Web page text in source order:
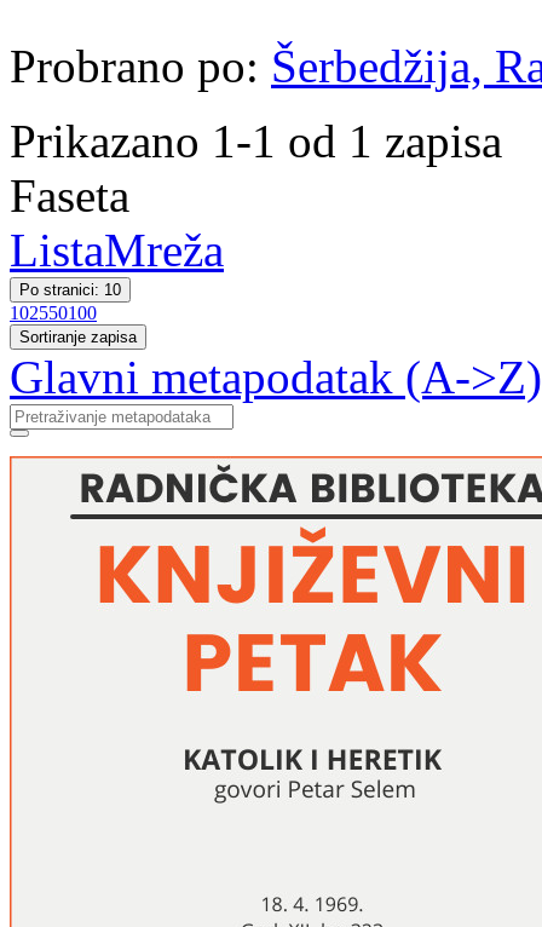
Probrano po: Šerbedžija,
Prikazano 1-1 od 1 zapisa
Faseta
ListaMreža
Po stranici: 10
102550100
Sortiranje zapisa
Glavni metapodatak (A->Z)